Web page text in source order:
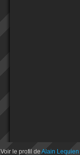
Voir le profil de Alain Lequien